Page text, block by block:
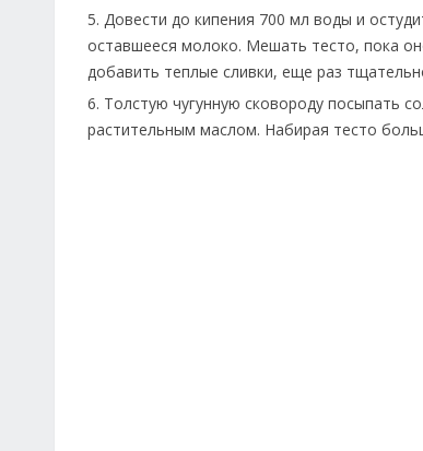
5. Довести до кипения 700 мл воды и
оставшееся молоко. Мешать тесто, пока
добавить теплые сливки, еще раз
6. Толстую чугунную сковороду посыпать
растительным маслом. Набирая тесто